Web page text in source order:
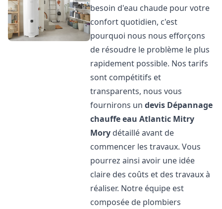
besoin d'eau chaude pour votre
confort quotidien, c'est
pourquoi nous nous efforçons
de résoudre le problème le plus
rapidement possible. Nos tarifs
sont compétitifs et
transparents, nous vous
fournirons undevis Dépannage
chauffe eau Atlantic Mitry
Mory détaillé avant de
commencer les travaux. Vous
pourrez ainsi avoir une idée
claire des coûts et des travaux à
réaliser. Notre équipe est
composée de plombiers